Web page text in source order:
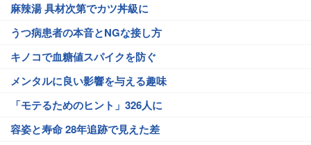
麻辣湯 具材次第でカツ丼級に
うつ病患者の本音とNGな接し方
キノコで血糖値スパイクを防ぐ
メンタルに良い影響を与える趣味
「モテるためのヒント」326人に
容姿と寿命 28年追跡で見えた差